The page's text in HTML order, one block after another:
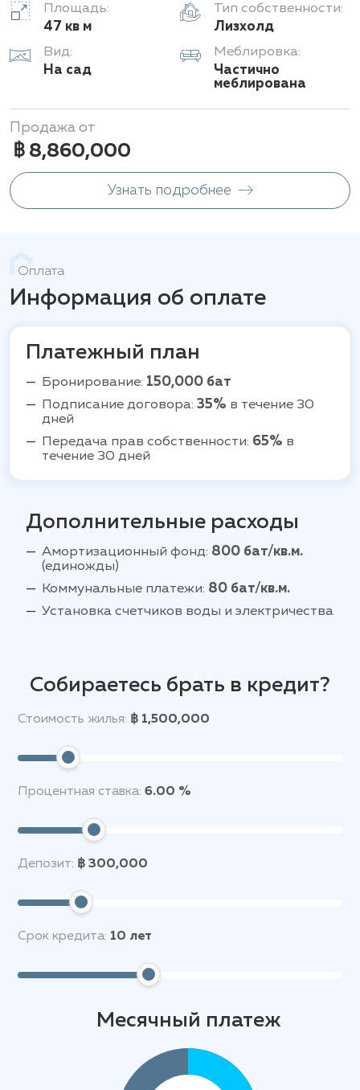
Площадь:
47 кв м
Тип собственности:
Лизхолд
Вид:
На сад
Меблировка:
Частично
меблирована
Продажа от
฿ 8,860,000
Узнать подробнее
Оплата
Информация об оплате
Платежный план
Бронирование: 150,000 бат
Подписание договора: 35% в течение 30
дней
Передача прав собственности: 65% в
течение 30 дней
Дополнительные расходы
Амортизационный фонд: 800 бат/кв.м.
(единожды)
Коммунальные платежи: 80 бат/кв.м.
Установка счетчиков воды и электричества
Собираетесь брать в кредит?
Стоимость жилья: ฿ 1,500,000
Процентная ставка: 6.00 %
Депозит: ฿ 300,000
Срок кредита: 10 лет
Месячный платеж